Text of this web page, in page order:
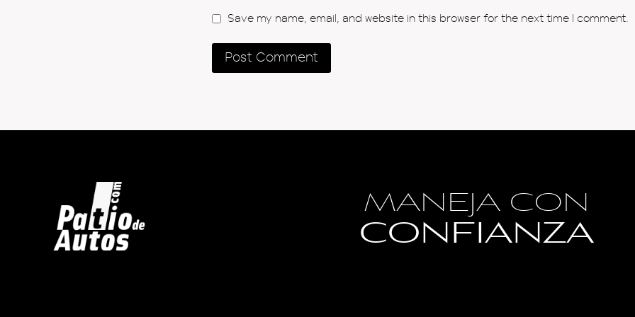
Save my name, email, and website in this browser for the next time I comment.
MANEJA CON
CONFIANZA